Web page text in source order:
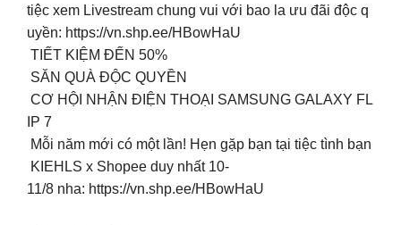
tiệc xem Livestream chung vui với bao la ưu đãi độc q
uyền: https://vn.shp.ee/HBowHaU
️ TIẾT KIỆM ĐẾN 50%
️ SĂN QUÀ ĐỘC QUYỀN
️ CƠ HỘI NHẬN ĐIỆN THOẠI SAMSUNG GALAXY FL
IP 7
Mỗi năm mới có một lần! Hẹn gặp bạn tại tiệc tình bạn
KIEHLS x Shopee duy nhất 10-
11/8 nha: https://vn.shp.ee/HBowHaU